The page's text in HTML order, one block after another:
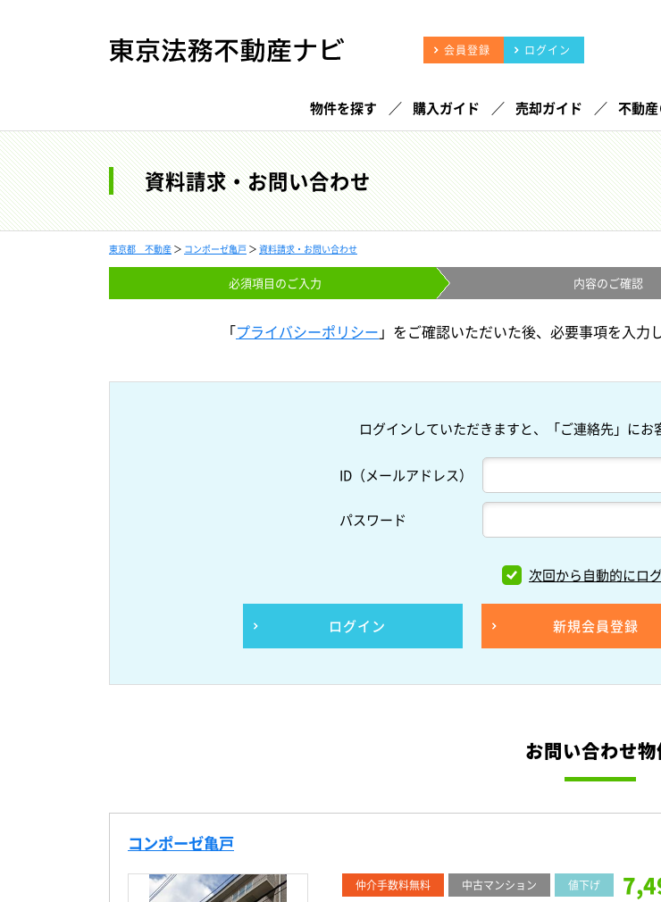
会員登録 ログイン
物件を探す 購入ガイド 売却ガイド 不動
資料請求・お問い合わせ
東京都 不動産 ＞ コンポーゼ亀戸 ＞ 資料請求・お問い合わせ
必須項目のご入力 内容のご確認
「プライバシーポリシー 」をご確認いただいた後、必要事項を入力
ログインしていただきますと、「ご連絡先」にお
ID（メールアドレス）
パスワード
次回から自動的にロ
ログイン 新規会員登録
お問い合わせ物
コンポーゼ亀戸
仲介手数料無料 中古マンション 値下げ